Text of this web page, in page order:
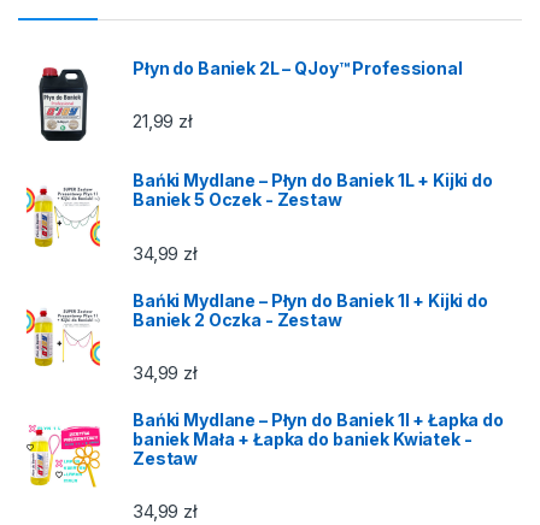
Płyn do Baniek 2L – QJoy™ Professional
21,99 zł
Bańki Mydlane – Płyn do Baniek 1L + Kijki do
Baniek 5 Oczek - Zestaw
34,99 zł
Bańki Mydlane – Płyn do Baniek 1l + Kijki do
Baniek 2 Oczka - Zestaw
34,99 zł
Bańki Mydlane – Płyn do Baniek 1l + Łapka do
baniek Mała + Łapka do baniek Kwiatek -
Zestaw
34,99 zł